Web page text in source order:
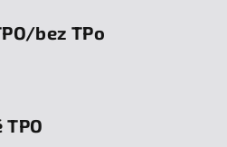
bez TPo